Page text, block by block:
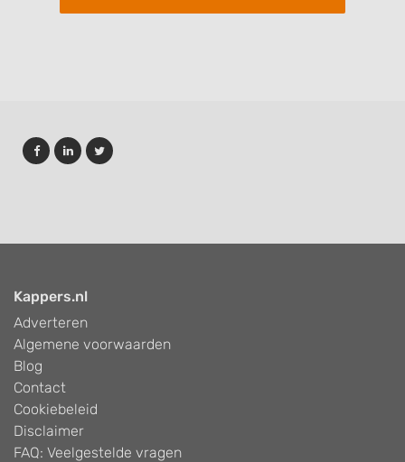
Kappers.nl
Adverteren
Algemene voorwaarden
Blog
Contact
Cookiebeleid
Disclaimer
FAQ: Veelgestelde vragen